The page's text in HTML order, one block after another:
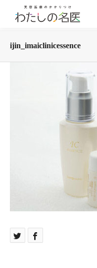
ijin_imaiclinicessence